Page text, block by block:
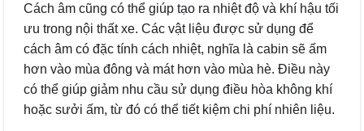
Cách âm cũng có thể giúp tạo ra nhiệt độ và khí hậu tối
ưu trong nội thất xe. Các vật liệu được sử dụng để
cách âm có đặc tính cách nhiệt, nghĩa là cabin sẽ ấm
hơn vào mùa đông và mát hơn vào mùa hè. Điều này
có thể giúp giảm nhu cầu sử dụng điều hòa không khí
hoặc sưởi ấm, từ đó có thể tiết kiệm chi phí nhiên liệu.